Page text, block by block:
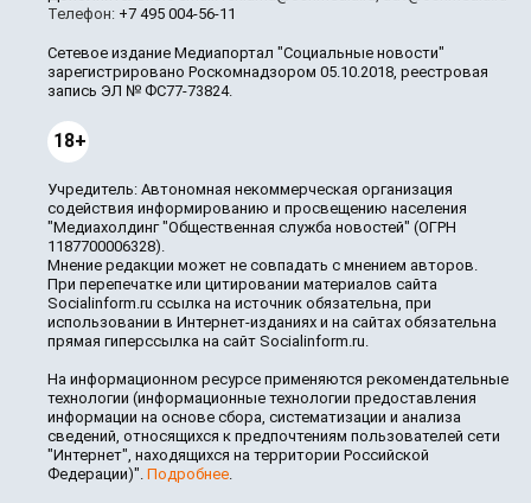
Телефон: +7 495 004-56-11
Сетевое издание Медиапортал "Социальные новости"
зарегистрировано Роскомнадзором 05.10.2018, реестровая
запись ЭЛ № ФС77-73824.
18+
Учредитель: Автономная некоммерческая организация
содействия информированию и просвещению населения
"Медиахолдинг "Общественная служба новостей" (ОГРН
1187700006328).
Мнение редакции может не совпадать с мнением авторов.
При перепечатке или цитировании материалов сайта
Socialinform.ru ссылка на источник обязательна, при
использовании в Интернет-изданиях и на сайтах обязательна
прямая гиперссылка на сайт Socialinform.ru.
На информационном ресурсе применяются рекомендательные
технологии (информационные технологии предоставления
информации на основе сбора, систематизации и анализа
сведений, относящихся к предпочтениям пользователей сети
"Интернет", находящихся на территории Российской
Федерации)". Подробнее.